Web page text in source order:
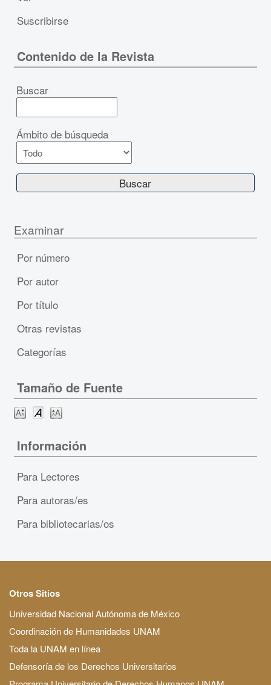
Suscribirse
Contenido de la Revista
Buscar
Ámbito de búsqueda
Examinar
Por número
Por autor
Por título
Otras revistas
Categorías
Tamaño de Fuente
Información
Para Lectores
Para autoras/es
Para bibliotecarias/os
Otros Sitios
Universidad Nacional Autónoma de México
Coordinación de Humanidades UNAM
Toda la UNAM en línea
Defensoría de los Derechos Universitarios